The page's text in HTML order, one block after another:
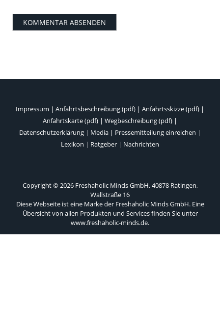
Impressum | Anfahrtsbeschreibung (pdf) | Anfahrtsskizze (pdf) |
Anfahrtskarte (pdf) | Wegbeschreibung (pdf) |
Datenschutzerklärung | Media | Pressemitteilung einreichen |
Lexikon | Ratgeber | Nachrichten
Copyright © 2026 Freshaholic Minds GmbH, 40878 Ratingen,
Wallstraße 16
Diese Webseite ist eine Marke der Freshaholic Minds GmbH. Eine
Übersicht von allen Produkten und Services finden Sie unter
www.freshaholic-minds.de.